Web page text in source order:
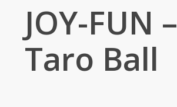
JOY-FUN –
Taro Ball